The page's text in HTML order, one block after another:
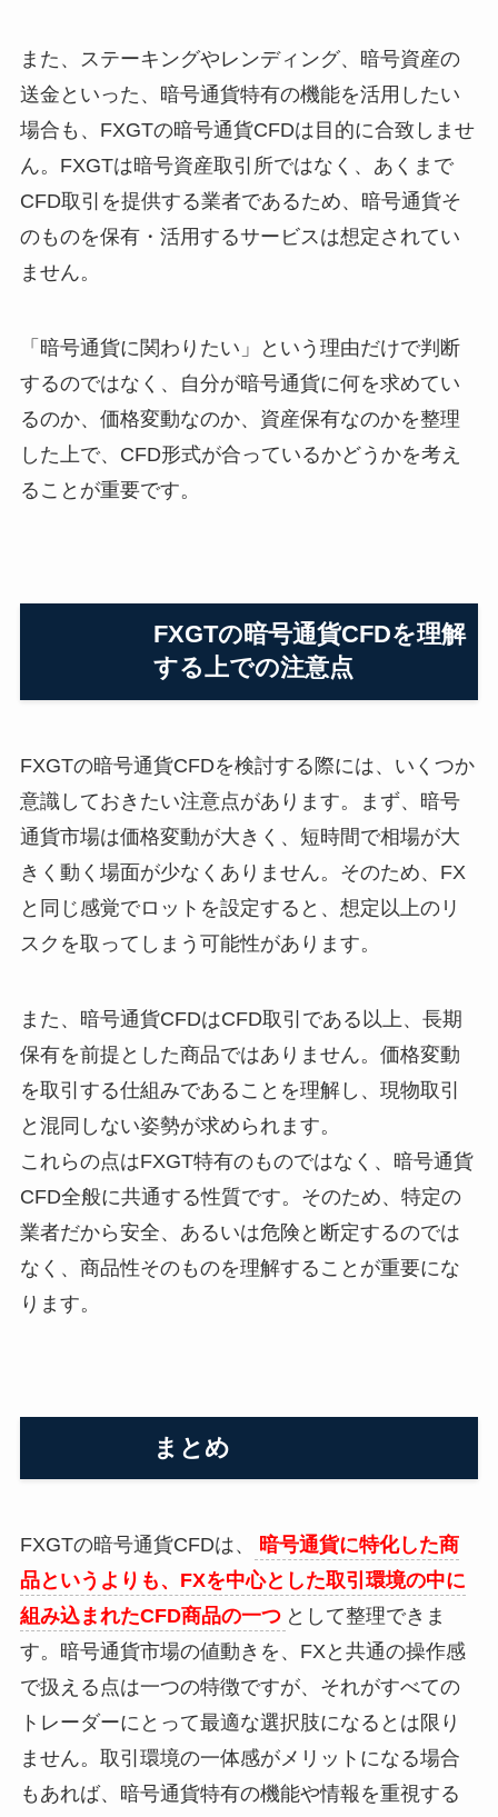
また、ステーキングやレンディング、暗号資産の
送金といった、暗号通貨特有の機能を活用したい
場合も、FXGTの暗号通貨CFDは目的に合致しませ
ん。FXGTは暗号資産取引所ではなく、あくまで
CFD取引を提供する業者であるため、暗号通貨そ
のものを保有・活用するサービスは想定されてい
ません。
「暗号通貨に関わりたい」という理由だけで判断
するのではなく、自分が暗号通貨に何を求めてい
るのか、価格変動なのか、資産保有なのかを整理
した上で、CFD形式が合っているかどうかを考え
ることが重要です。
FXGTの暗号通貨CFDを理解
する上での注意点
FXGTの暗号通貨CFDを検討する際には、いくつか
意識しておきたい注意点があります。まず、暗号
通貨市場は価格変動が大きく、短時間で相場が大
きく動く場面が少なくありません。そのため、FX
と同じ感覚でロットを設定すると、想定以上のリ
スクを取ってしまう可能性があります。
また、暗号通貨CFDはCFD取引である以上、長期
保有を前提とした商品ではありません。価格変動
を取引する仕組みであることを理解し、現物取引
と混同しない姿勢が求められます。
これらの点はFXGT特有のものではなく、暗号通貨
CFD全般に共通する性質です。そのため、特定の
業者だから安全、あるいは危険と断定するのでは
なく、商品性そのものを理解することが重要にな
ります。
まとめ
FXGTの暗号通貨CFDは、
暗号通貨に特化した商
品というよりも、FXを中心とした取引環境の中に
組み込まれたCFD商品の一つ として整理できま
す。暗号通貨市場の値動きを、FXと共通の操作感
で扱える点は一つの特徴ですが、それがすべての
トレーダーにとって最適な選択肢になるとは限り
ません。取引環境の一体感がメリットになる場合
もあれば、暗号通貨特有の機能や情報を重視する